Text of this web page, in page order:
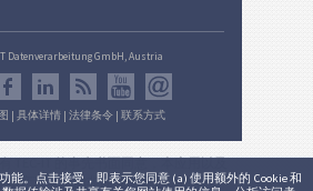
能。点击接受，即表示您同意 (a) 使用额外的 Cookie 和
Datenverarbeitung GmbH, Austria
| 具体详情| 法律条令| 联系方式
TEC-IT 的事先书面同意，本应用以及
生产环境中的非商业的评估目的而